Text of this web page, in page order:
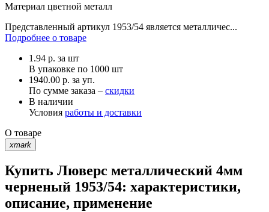
Материал цветной металл
Представленный артикул 1953/54 является металличес...
Подробнее о товаре
1.94 р. за шт
В упаковке по 1000 шт
1940.00 р. за уп.
По сумме заказа – скидки
В наличии
Условия работы и доставки
О товаре
xmark
Купить Люверс металлический 4мм
черненый 1953/54: характеристики,
описание, применение